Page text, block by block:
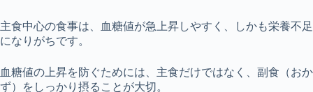
主食中心の食事は、血糖値が急上昇しやすく、しかも栄養不足
になりがちです。
血糖値の上昇を防ぐためには、主食だけではなく、副食（おか
ず）をしっかり摂ることが大切。